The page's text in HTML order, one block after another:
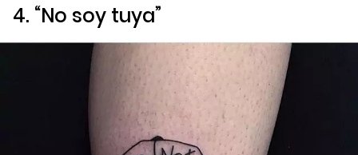
4. “No soy tuya”